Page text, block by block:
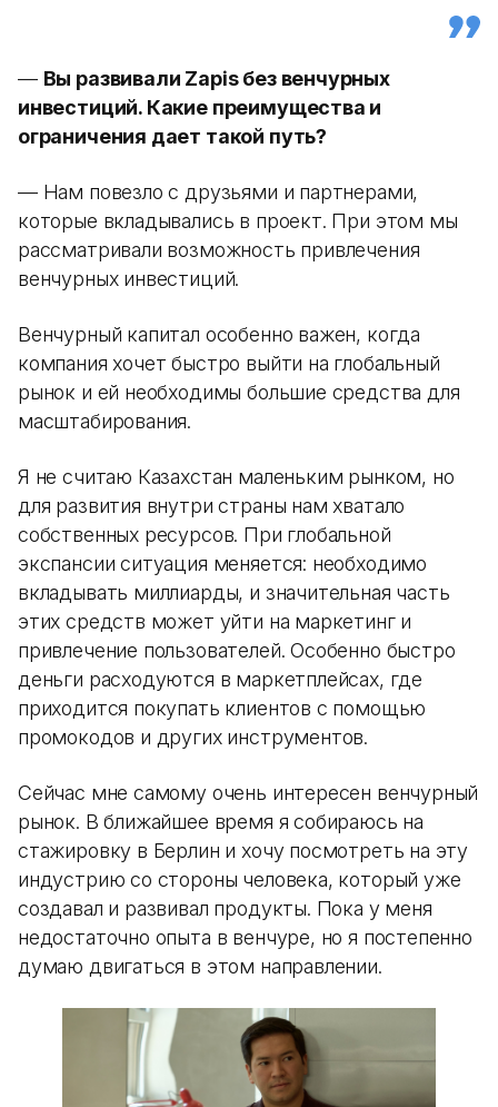
— Вы развивали Zapis без венчурных
инвестиций. Какие преимущества и
ограничения дает такой путь?
— Нам повезло с друзьями и партнерами,
которые вкладывались в проект. При этом мы
рассматривали возможность привлечения
венчурных инвестиций.
Венчурный капитал особенно важен, когда
компания хочет быстро выйти на глобальный
рынок и ей необходимы большие средства для
масштабирования.
Я не считаю Казахстан маленьким рынком, но
для развития внутри страны нам хватало
собственных ресурсов. При глобальной
экспансии ситуация меняется: необходимо
вкладывать миллиарды, и значительная часть
этих средств может уйти на маркетинг и
привлечение пользователей. Особенно быстро
деньги расходуются в маркетплейсах, где
приходится покупать клиентов с помощью
промокодов и других инструментов.
Сейчас мне самому очень интересен венчурный
рынок. В ближайшее время я собираюсь на
стажировку в Берлин и хочу посмотреть на эту
индустрию со стороны человека, который уже
создавал и развивал продукты. Пока у меня
недостаточно опыта в венчуре, но я постепенно
думаю двигаться в этом направлении.